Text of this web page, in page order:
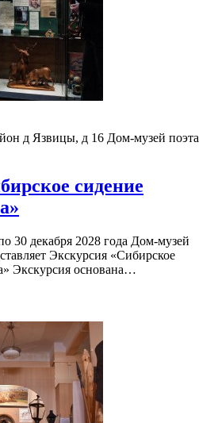
д Язвицы, д 16 Дом-музей поэта
сидение
30 декабря 2028 года Дом-музей
Экскурсия «Сибирское
Экскурсия основана…